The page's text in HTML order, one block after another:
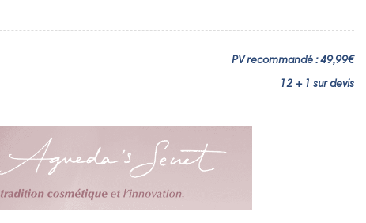
PV recommandé : 49,99€
12 + 1 sur devis